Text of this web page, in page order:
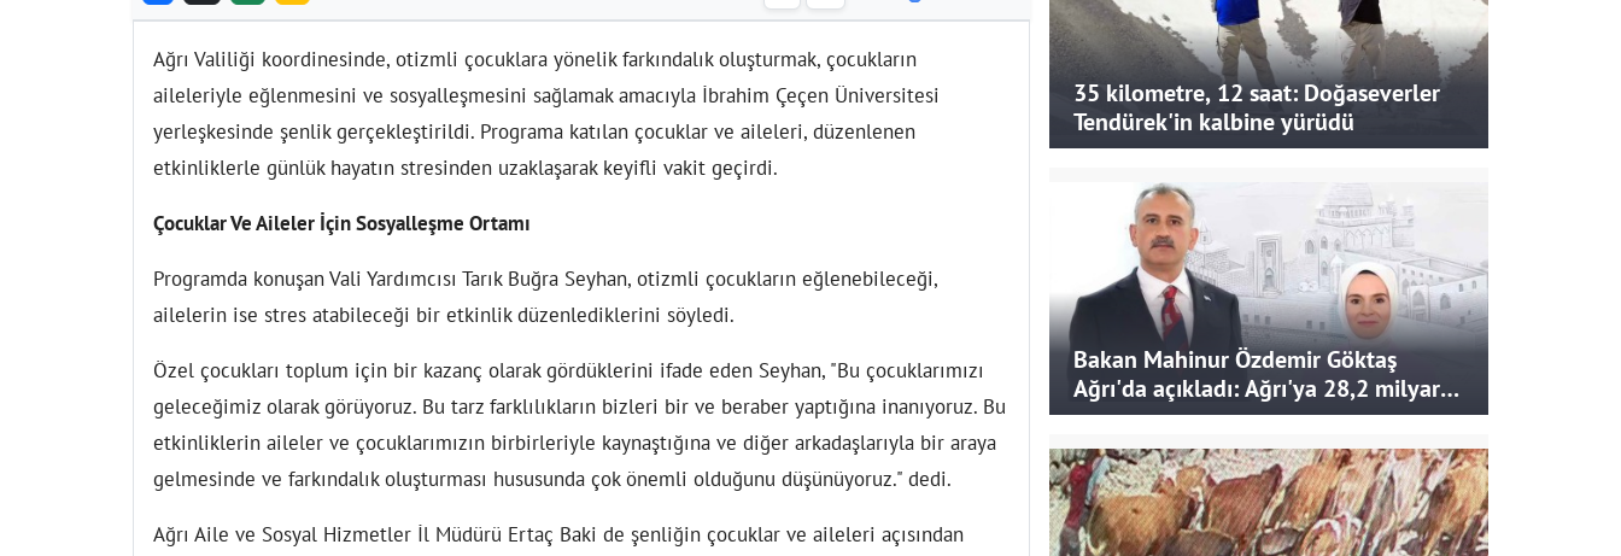
Ağrı Valiliği koordinesinde, otizmli çocuklara yönelik farkındalık oluşturmak, çocukların
aileleriyle eğlenmesini ve sosyalleşmesini sağlamak amacıyla İbrahim Çeçen Üniversitesi
yerleşkesinde şenlik gerçekleştirildi. Programa katılan çocuklar ve aileleri, düzenlenen
etkinliklerle günlük hayatın stresinden uzaklaşarak keyifli vakit geçirdi.
Çocuklar Ve Aileler İçin Sosyalleşme Ortamı
Programda konuşan Vali Yardımcısı Tarık Buğra Seyhan, otizmli çocukların eğlenebileceği,
ailelerin ise stres atabileceği bir etkinlik düzenlediklerini söyledi.
Özel çocukları toplum için bir kazanç olarak gördüklerini ifade eden Seyhan, "Bu çocuklarımızı
geleceğimiz olarak görüyoruz. Bu tarz farklılıkların bizleri bir ve beraber yaptığına inanıyoruz. Bu
etkinliklerin aileler ve çocuklarımızın birbirleriyle kaynaştığına ve diğer arkadaşlarıyla bir araya
gelmesinde ve farkındalık oluşturması hususunda çok önemli olduğunu düşünüyoruz." dedi.
Ağrı Aile ve Sosyal Hizmetler İl Müdürü Ertaç Baki de şenliğin çocuklar ve aileleri açısından
35 kilometre, 12 saat: Doğaseverler
Tendürek'in kalbine yürüdü
Bakan Mahinur Özdemir Göktaş
Ağrı'da açıkladı: Ağrı'ya 28,2 milyar
liralık yatırım ve destek sağlandı